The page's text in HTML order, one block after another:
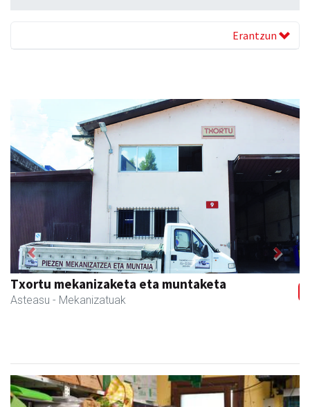
Erantzun
Txortu mekanizaketa eta muntaketa
Asteasu - Mekanizatuak
Previous Next